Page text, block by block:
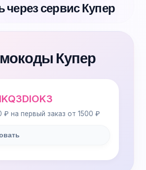
через сервис Купер
Купер
₽ на первый заказ от 1500 ₽